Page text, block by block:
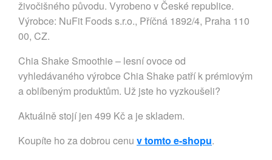
živočišného původu. Vyrobeno v České republice.
Výrobce: NuFit Foods s.r.o., Příčná 1892/4, Praha 110
00, CZ.
Chia Shake Smoothie – lesní ovoce od
vyhledávaného výrobce Chia Shake patří k prémiovým
a oblíbeným produktům. Už jste ho vyzkoušeli?
Aktuálně stojí jen 499 Kč a je skladem.
Koupíte ho za dobrou cenu v tomto e-shopu.